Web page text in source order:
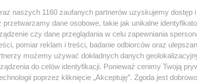
hospitalizowany w sobotę w mieście
naszych 1160 zaufanych partnerów uzyskujemy dostęp
przetwarzamy dane osobowe, takie jak unikalne
czy dane przeglądania w celu zapewniania
pomiar reklam i treści, badanie odbiorców oraz
możemy używać dokładnych danych
do celów identyfikacji. Ponieważ cenimy Twoją
poprzez kliknięcie „Akceptuję”. Zgoda jest